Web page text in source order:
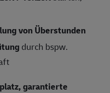
von Überstunden
durch bspw.
garantierte